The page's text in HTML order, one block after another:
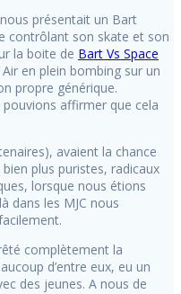
présentait un Bart
contrôlant son skate et son
la boite de Bart Vs Space
en plein bombing sur un
propre générique.
pouvions affirmer que cela
avaient la chance
plus puristes, radicaux
lorsque nous étions
dans les MJC nous
complètement la
d’entre eux, eu un
des jeunes. A nous de